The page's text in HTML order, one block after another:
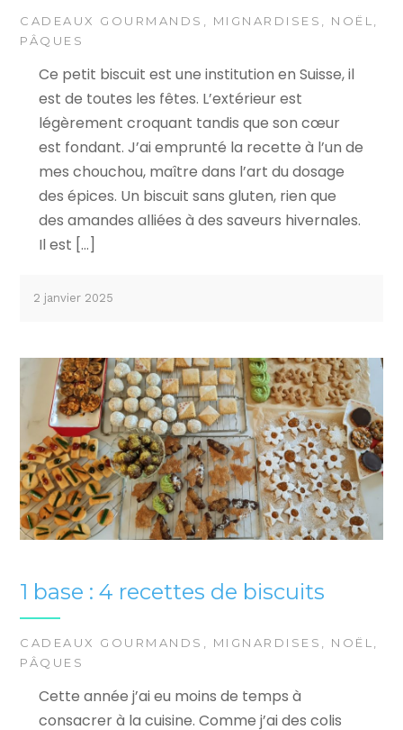
CADEAUX GOURMANDS MIGNARDISES NOËL
PÂQUES
Ce petit biscuit est une institution en Suisse, il
est de toutes les fêtes. L’extérieur est
légèrement croquant tandis que son cœur
est fondant. J’ai emprunté la recette à l’un de
mes chouchou, maître dans l’art du dosage
des épices. Un biscuit sans gluten, rien que
des amandes alliées à des saveurs hivernales.
Il est […]
2 janvier 2025
1 base : 4 recettes de biscuits
CADEAUX GOURMANDS , MIGNARDISES , NOËL,
PÂQUES
Cette année j’ai eu moins de temps à
consacrer à la cuisine. Comme j’ai des colis